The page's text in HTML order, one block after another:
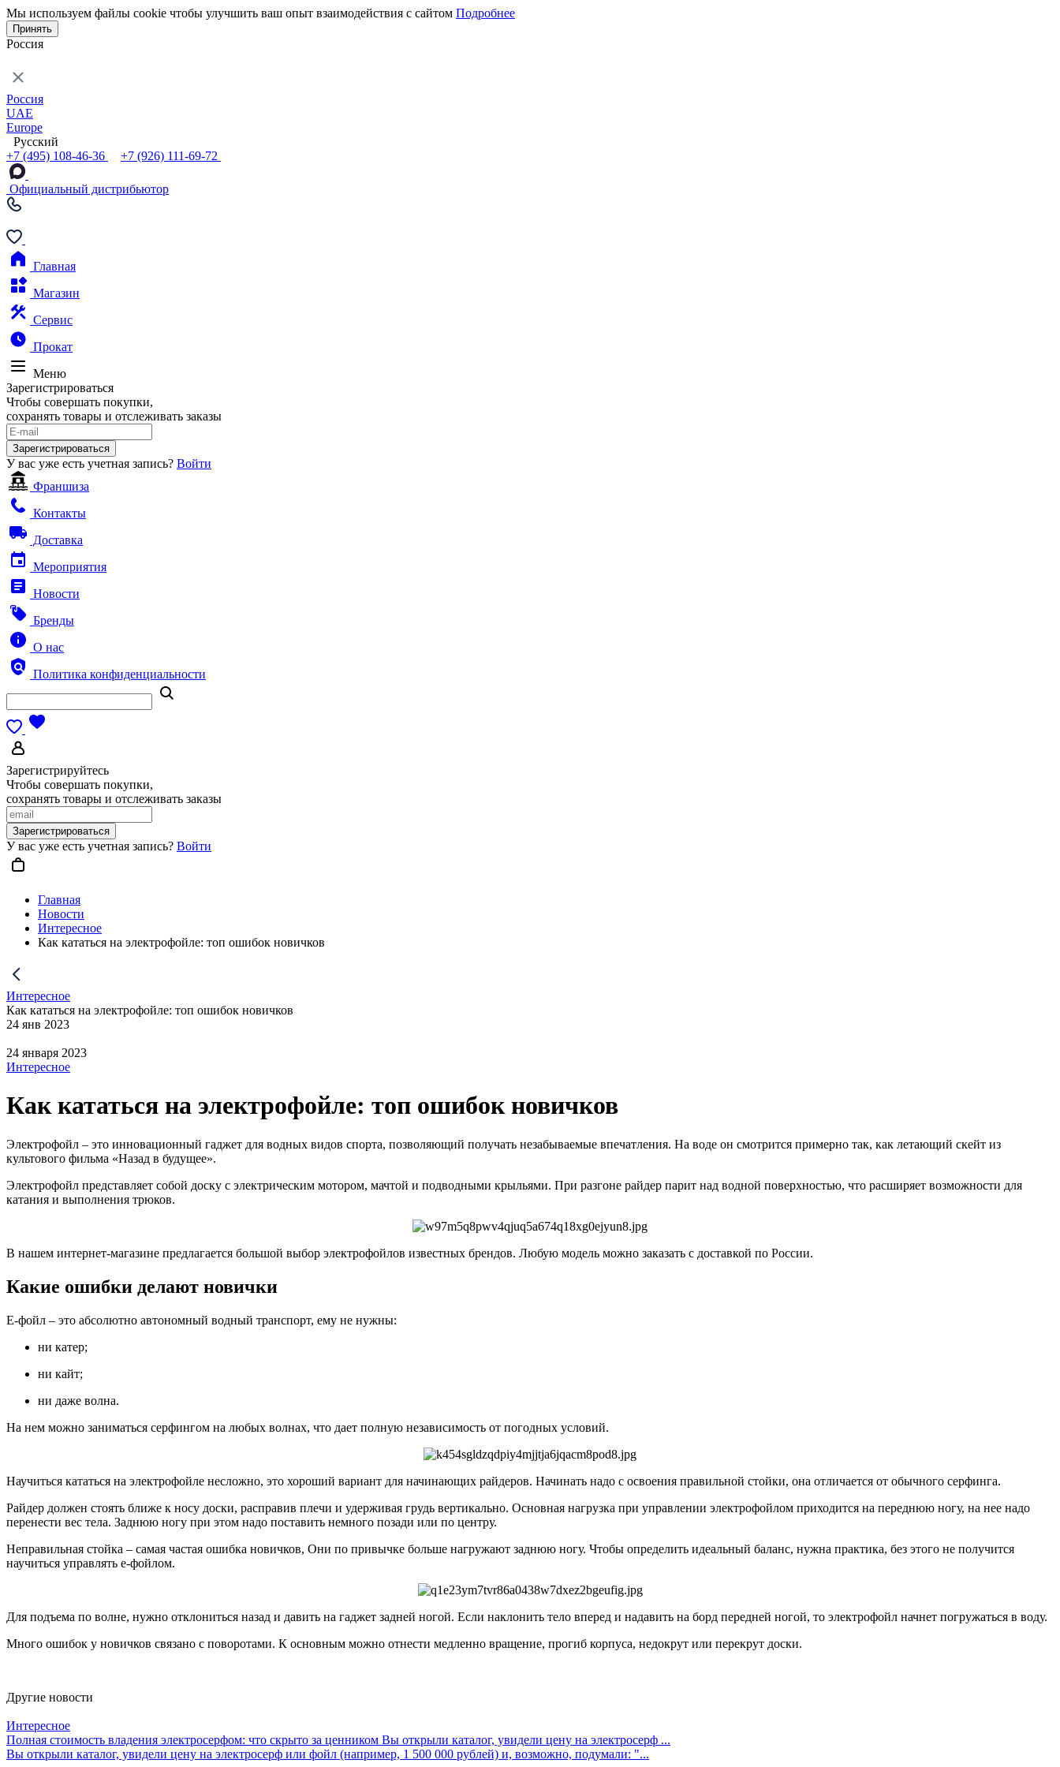
Мы используем файлы cookie чтобы улучшить ваш опыт взаимодействия с сайтом Подробнее
Принять
Россия
Россия
UAE
Europe
Русский
+7 (495) 108-46-36
+7 (926) 111-69-72
Официальный дистрибьютор
Главная
Магазин
Сервис
Прокат
Меню
Зарегистрироваться
Чтобы совершать покупки,
сохранять товары и отслеживать заказы
Зарегистрироваться
У вас уже есть учетная запись? Войти
Франшиза
Контакты
Доставка
Мероприятия
Новости
Бренды
О нас
Политика конфиденциальности
Зарегистрируйтесь
Чтобы совершать покупки,
сохранять товары и отслеживать заказы
Зарегистрироваться
У вас уже есть учетная запись? Войти
Главная
Новости
Интересное
Как кататься на электрофойле: топ ошибок новичков
Интересное
Как кататься на электрофойле: топ ошибок новичков
24 янв 2023
24 января 2023
Интересное
Как кататься на электрофойле: топ ошибок новичков
Электрофойл – это инновационный гаджет для водных видов спорта, позволяющий получать незабываемые впечатления. На воде он смотрится примерно так, как летающий скейт из
культового фильма «Назад в будущее».
Электрофойл представляет собой доску с электрическим мотором, мачтой и подводными крыльями. При разгоне райдер парит над водной поверхностью, что расширяет возможности для
катания и выполнения трюков.
В нашем интернет-магазине предлагается большой выбор электрофойлов известных брендов. Любую модель можно заказать с доставкой по России.
Какие ошибки делают новички
Е-фойл – это абсолютно автономный водный транспорт, ему не нужны:
ни катер;
ни кайт;
ни даже волна.
На нем можно заниматься серфингом на любых волнах, что дает полную независимость от погодных условий.
Научиться кататься на электрофойле несложно, это хороший вариант для начинающих райдеров. Начинать надо с освоения правильной стойки, она отличается от обычного серфинга.
Райдер должен стоять ближе к носу доски, расправив плечи и удерживая грудь вертикально. Основная нагрузка при управлении электрофойлом приходится на переднюю ногу, на нее надо
перенести вес тела. Заднюю ногу при этом надо поставить немного позади или по центру.
Неправильная стойка – самая частая ошибка новичков, Они по привычке больше нагружают заднюю ногу. Чтобы определить идеальный баланс, нужна практика, без этого не получится
научиться управлять е-фойлом.
Для подъема по волне, нужно отклониться назад и давить на гаджет задней ногой. Если наклонить тело вперед и надавить на борд передней ногой, то электрофойл начнет погружаться в воду.
Много ошибок у новичков связано с поворотами. К основным можно отнести медленно вращение, прогиб корпуса, недокрут или перекрут доски.
Другие новости
Интересное
Полная стоимость владения электросерфом: что скрыто за ценником Вы открыли каталог, увидели цену на электросерф ...
Вы открыли каталог, увидели цену на электросерф или фойл (например, 1 500 000 рублей) и, возможно, подумали: "...